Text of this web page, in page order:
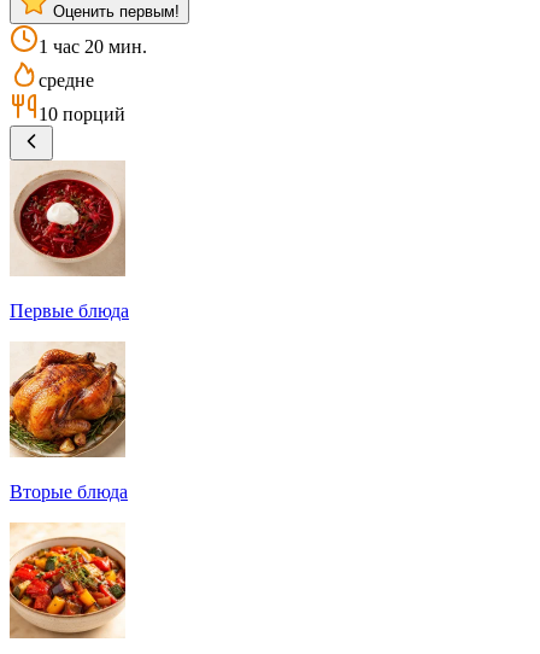
Оценить первым!
1 час 20 мин.
средне
10 порций
Первые блюда
Вторые блюда